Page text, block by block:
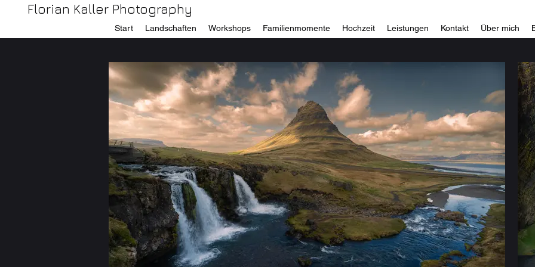
Florian Kaller Photography
Start Landschaften Workshops Familienmomente Hochzeit Leistungen Kontakt Über mich